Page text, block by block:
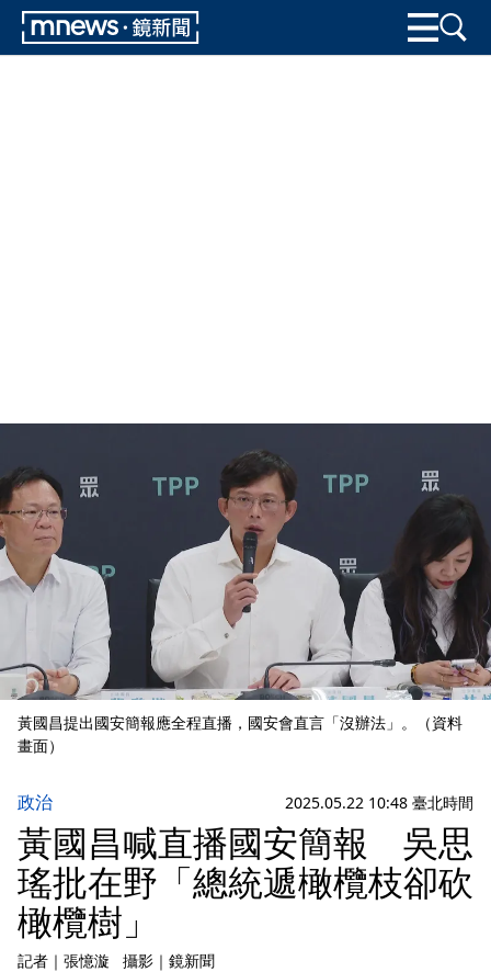
黃國昌提出國安簡報應全程直播，國安會直言「沒辦法」。（資料
畫面）
政治 2025.05.22 10:48 臺北時間
黃國昌喊直播國安簡報 吳思
瑤批在野「總統遞橄欖枝卻砍
橄欖樹」
記者 ｜ 張憶漩 攝影 ｜ 鏡新聞